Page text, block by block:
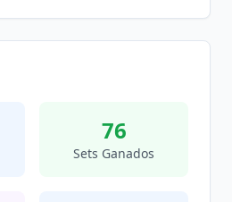
76
Sets Ganados